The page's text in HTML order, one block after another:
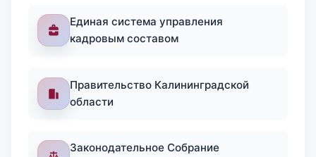
Единая система управления
кадровым составом
Правительство Калининградской
области
Законодательное Собрание